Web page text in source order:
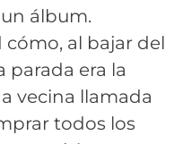
álbum.
al bajar del
parada era la
vecina llamada
todos los